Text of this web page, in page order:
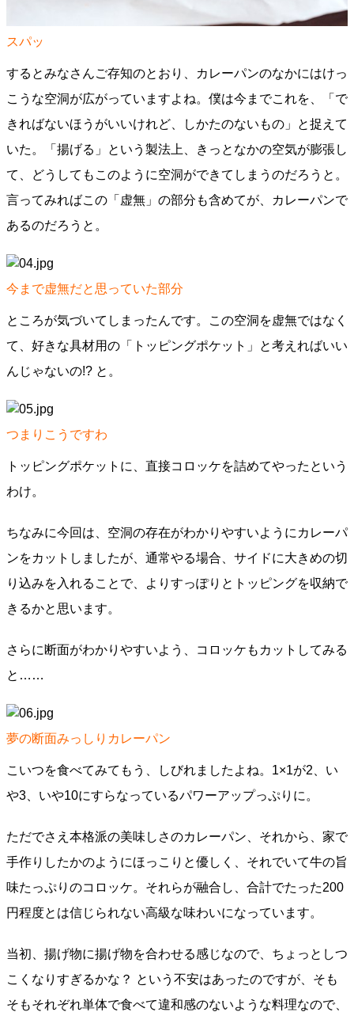
スパッ
するとみなさんご存知のとおり、カレーパンのなかにはけっ
こうな空洞が広がっていますよね。僕は今までこれを、「で
きればないほうがいいけれど、しかたのないもの」と捉えて
いた。「揚げる」という製法上、きっとなかの空気が膨張し
て、どうしてもこのように空洞ができてしまうのだろうと。
言ってみればこの「虚無」の部分も含めてが、カレーパンで
あるのだろうと。
今まで虚無だと思っていた部分
ところが気づいてしまったんです。この空洞を虚無ではなく
て、好きな具材用の「トッピングポケット」と考えればいい
んじゃないの!? と。
つまりこうですわ
トッピングポケットに、直接コロッケを詰めてやったという
わけ。
ちなみに今回は、空洞の存在がわかりやすいようにカレーパ
ンをカットしましたが、通常やる場合、サイドに大きめの切
り込みを入れることで、よりすっぽりとトッピングを収納で
きるかと思います。
さらに断面がわかりやすいよう、コロッケもカットしてみる
と……
夢の断面みっしりカレーパン
こいつを食べてみてもう、しびれましたよね。1×1が2、い
や3、いや10にすらなっているパワーアップっぷりに。
ただでさえ本格派の美味しさのカレーパン、それから、家で
手作りしたかのようにほっこりと優しく、それでいて牛の旨
味たっぷりのコロッケ。それらが融合し、合計でたった200
円程度とは信じられない高級な味わいになっています。
当初、揚げ物に揚げ物を合わせる感じなので、ちょっとしつ
こくなりすぎるかな？ という不安はあったのですが、そも
そもそれぞれ単体で食べて違和感のないような料理なので、